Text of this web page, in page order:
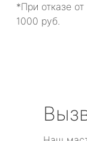
*При отказе
1000 руб.